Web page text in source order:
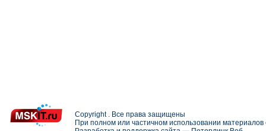
Copyright . Все права защищены
При полном или частичном использовании